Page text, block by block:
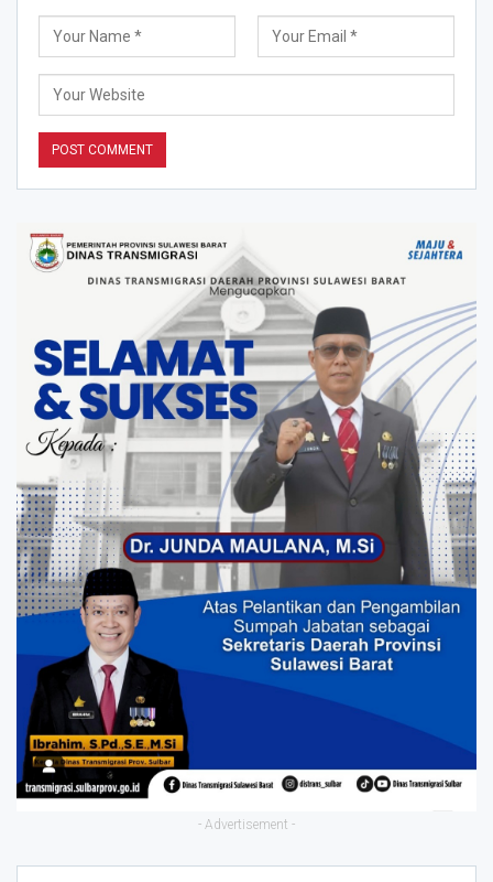
- Advertisement -